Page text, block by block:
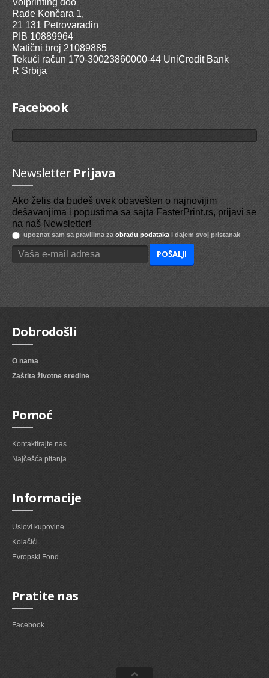
Rade Končara 1,
21 131 Petrovaradin
PIB 10889964
Matični broj 21089885
Tekući račun 170-30023860000-44 UniCredit Bank
R Srbija
Facebook
NewsletterPrijava
Ako želis da budeš uvek obavešten o najnovijim
dešavanjima i popustima sa sajta FasterPrint.rs, prijavi se
na naš Newsletter!
upoznat sam sa pravilima za obradu podataka i dajem svoj pristanak
Dobrodošli
O nama
Zaštita životne sredine
Pomoć
Kontaktirajte nas
Najčešća pitanja
Informacije
Uslovi kupovine
Kolačići
Evropski Fond
Pratite nas
Facebook